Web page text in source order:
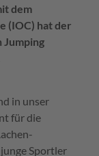
dem
(IOC) hat der
Jumping
in unser
für die
Sportler